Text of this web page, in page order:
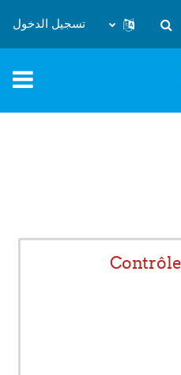
تبديل إدخال البحث
تسجيل الدخول